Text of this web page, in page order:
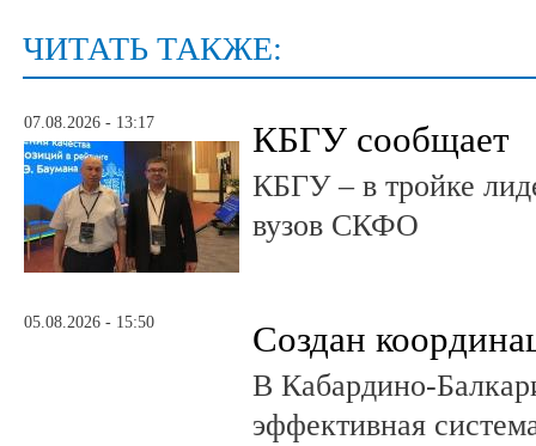
ЧИТАТЬ ТАКЖЕ:
07.08.2026 - 13:17 КБГУ сообщает
КБГУ – в тройке
вузов СКФО
05.08.2026 - 15:50 Создан
В Кабардино-
эффективная